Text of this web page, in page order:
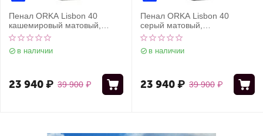
Пенал ORKA Lisbon 40
кашемировый матовый,
универсальный
в наличии
39 900 ₽
23 940₽
Пенал ORKA Lisbon 40
серый матовый,
универсальный
в наличии
39 900 ₽
23 940₽